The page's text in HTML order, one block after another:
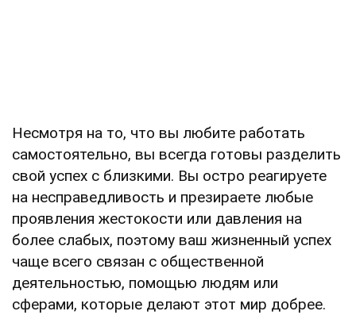
Несмотря на то, что вы любите работать
самостоятельно, вы всегда готовы разделить
свой успех с близкими. Вы остро реагируете
на несправедливость и презираете любые
проявления жестокости или давления на
более слабых, поэтому ваш жизненный успех
чаще всего связан с общественной
деятельностью, помощью людям или
сферами, которые делают этот мир добрее.